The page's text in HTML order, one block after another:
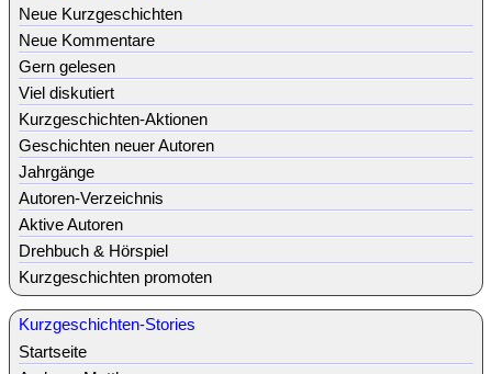
Neue Kurzgeschichten
Neue Kommentare
Gern gelesen
Viel diskutiert
Kurzgeschichten-Aktionen
Geschichten neuer Autoren
Jahrgänge
Autoren-Verzeichnis
Aktive Autoren
Drehbuch & Hörspiel
Kurzgeschichten promoten
Kurzgeschichten-Stories
Startseite